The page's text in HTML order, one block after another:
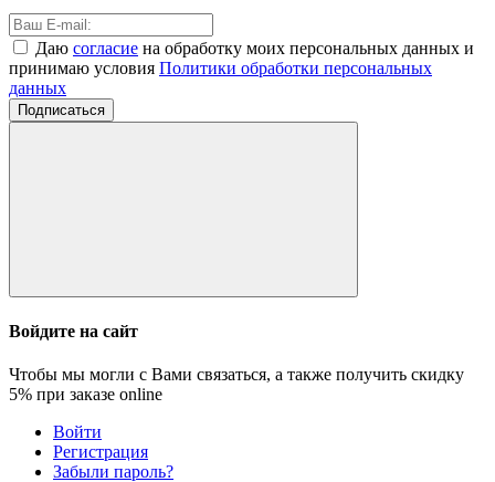
Даю согласие на обработку моих персональных данных и
принимаю условия Политики обработки персональных
данных
Подписаться
Войдите на сайт
Чтобы мы могли с Вами связаться, а также получить скидку
5% при заказе online
Войти
Регистрация
Забыли пароль?